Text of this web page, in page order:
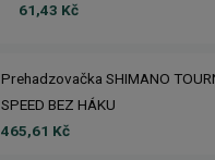
61,43 Kč
Prehadzovačka SHIMANO
SPEED BEZ HÁKU
465,61 Kč